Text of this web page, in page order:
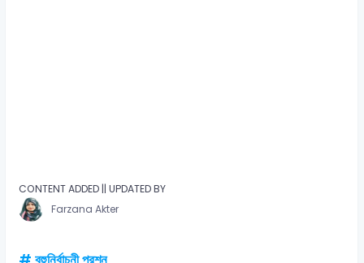
CONTENT ADDED || UPDATED BY
Farzana Akter